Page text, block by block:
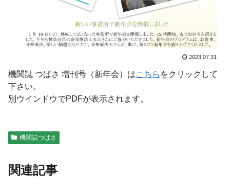
2023.07.31
機関誌 つばさ 増刊号（新年会）はこちら をクリックして
下さい。
別ウインドウでPDFが表示されます。
機関誌つばさ
関連記事